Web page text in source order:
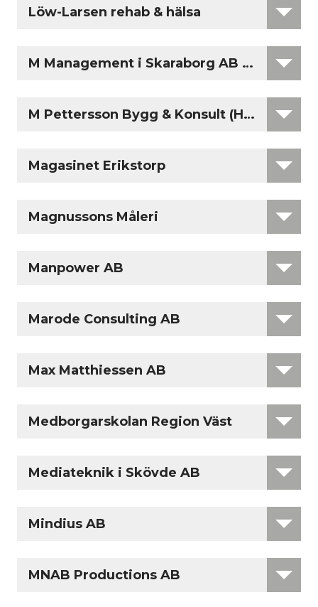
Löw-Larsen rehab & hälsa
M Management i Skaraborg AB - MM F O K
M Pettersson Bygg & Konsult (Hägnen)
Magasinet Erikstorp
Magnussons Måleri
Manpower AB
Marode Consulting AB
Max Matthiessen AB
Medborgarskolan Region Väst
Mediateknik i Skövde AB
Mindius AB
MNAB Productions AB